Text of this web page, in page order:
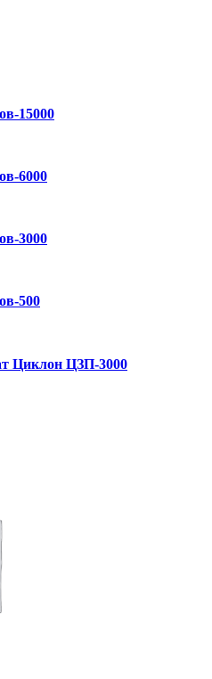
15000
6000
3000
500
Циклон ЦЗП-3000